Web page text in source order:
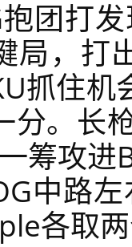
团打
局，打
抓住
分。长
筹攻进
中路
各取